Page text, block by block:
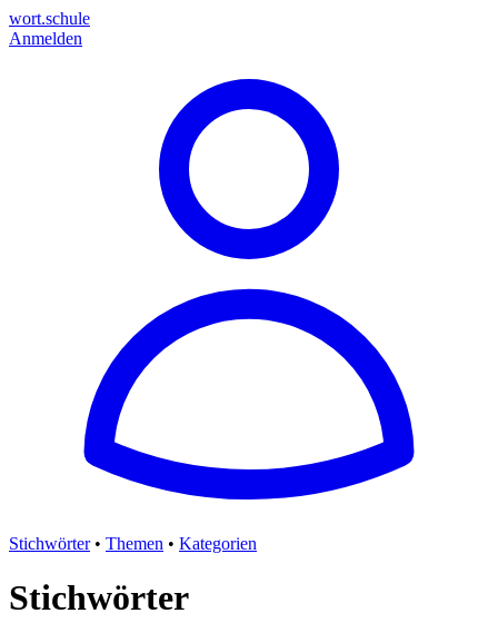
wort.schule
Anmelden
Stichwörter • Themen • Kategorien
Stichwörter